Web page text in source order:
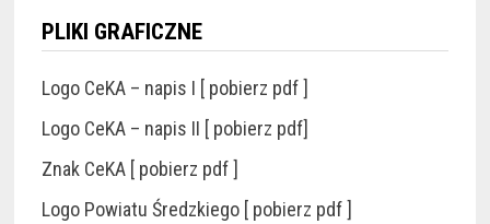
PLIKI GRAFICZNE
Logo CeKA – napis I [ pobierz pdf ]
Logo CeKA – napis II [ pobierz pdf]
Znak CeKA [ pobierz pdf ]
Logo Powiatu Średzkiego [ pobierz pdf ]